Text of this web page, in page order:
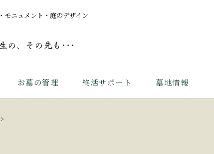
モニュメント・庭のデザイン
お墓の管理 終活サポート 墓地情報
>